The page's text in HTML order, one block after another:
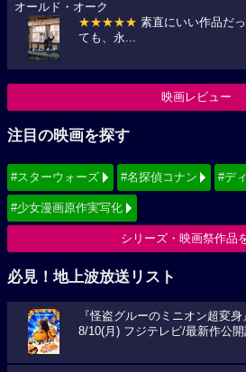
オールド・オーク
★★★★★ 素直にいい作品だ
ても、永...
映画レビュー
注目の映画を探す
#スターウォーズ #名探偵コナン #デ
#少女漫画原作実写化
シリーズ・映画祭作品
必見！地上波放送リスト
『怪盗グルーのミニオン超変身
8/10(月) フジテレビ/最新作公